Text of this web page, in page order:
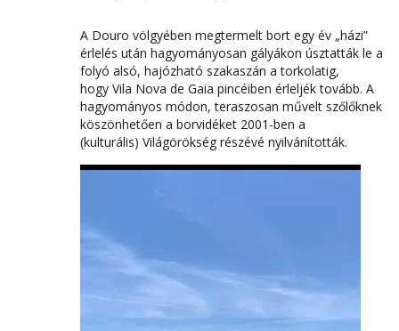
A Douro völgyében megtermelt bort egy év „házi”
érlelés után hagyományosan gályákon úsztatták le a
folyó alsó, hajózható szakaszán a torkolatig,
hogy Vila Nova de Gaia pincéiben érleljék tovább. A
hagyományos módon, teraszosan művelt szőlőknek
köszönhetően a borvidéket 2001-ben a
(kulturális) Világörökség részévé nyilvánították.